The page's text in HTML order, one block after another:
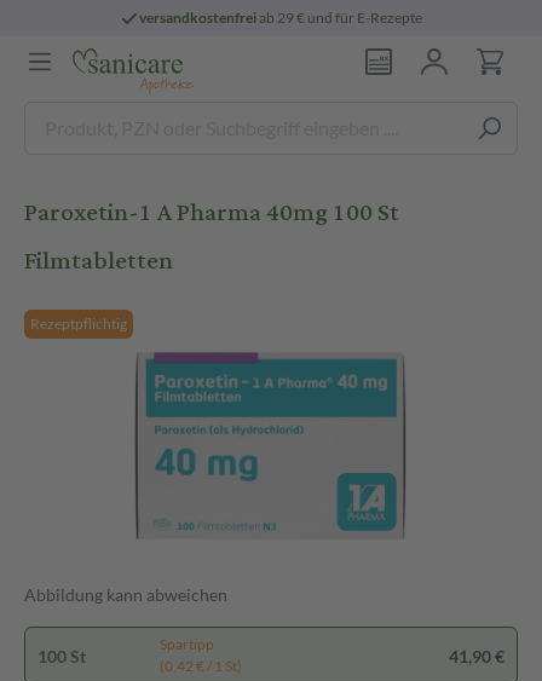
versandkostenfreiab 29 € und für E-Rezepte
Paroxetin-1 A Pharma 40mg 100 St
Filmtabletten
Rezeptpflichtig
Abbildung kann abweichen
100 St
Spartipp
(0,42 € / 1 St)
41,90 €